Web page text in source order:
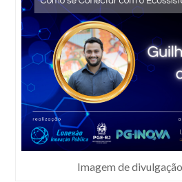
Imagem de